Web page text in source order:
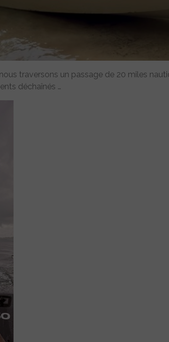
traversons un passage de 20 miles
déchaînés …